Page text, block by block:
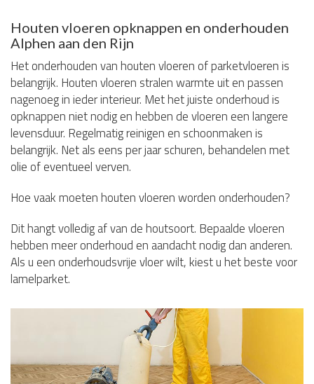
Houten vloeren opknappen en onderhouden
Alphen aan den Rijn
Het onderhouden van houten vloeren of parketvloeren is
belangrijk. Houten vloeren stralen warmte uit en passen
nagenoeg in ieder interieur. Met het juiste onderhoud is
opknappen niet nodig en hebben de vloeren een langere
levensduur. Regelmatig reinigen en schoonmaken is
belangrijk. Net als eens per jaar schuren, behandelen met
olie of eventueel verven.
Hoe vaak moeten houten vloeren worden onderhouden?
Dit hangt volledig af van de houtsoort. Bepaalde vloeren
hebben meer onderhoud en aandacht nodig dan anderen.
Als u een onderhoudsvrije vloer wilt, kiest u het beste voor
lamelparket.